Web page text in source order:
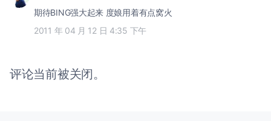
期待BING强大起来 度娘用着有点窝火
2011 年 04 月 12 日 4:35 下午
评论当前被关闭。